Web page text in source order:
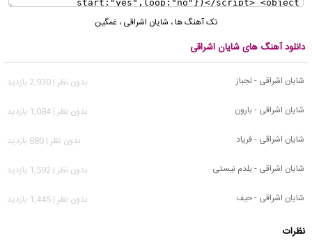
تک آهنگ ها، شایان اشراقی ، غمگین
دانلود آهنگ های شایان اشراقی
شایان اشراقی - لجباز
بدون نظر | 2,930 بازدید
شایان اشراقی - بارون
بدون نظر | 1,084 بازدید
شایان اشراقی - فریاد
بدون نظر | 880 بازدید
شایان اشراقی - بلدم نیستی
بدون نظر | 1,592 بازدید
شایان اشراقی - حیف
بدون نظر | 1,445 بازدید
نظرات